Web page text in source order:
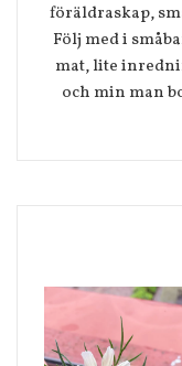
föräldraskap,
Följ med i
mat, lite
och min man